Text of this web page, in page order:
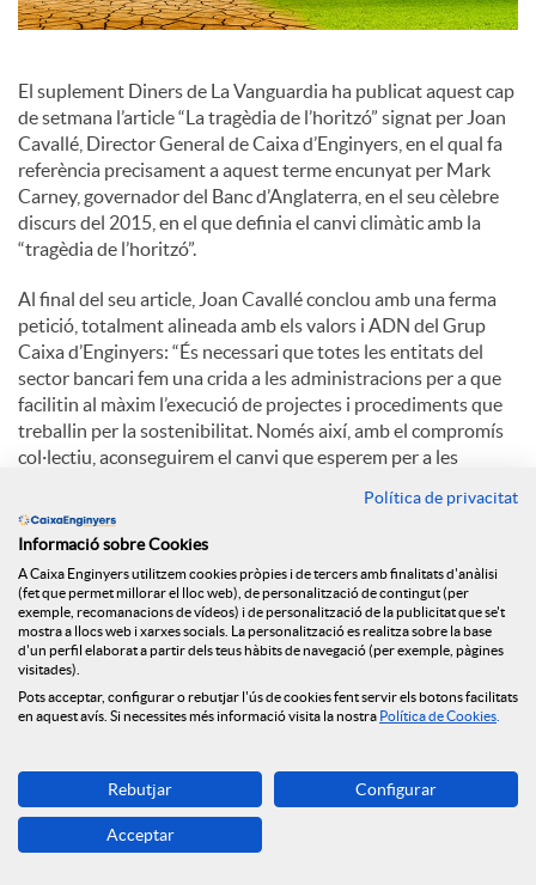
i
a
l
s
El suplement Diners de La Vanguardia ha publicat aquest cap
de setmana l’article “La tragèdia de l’horitzó” signat per Joan
Cavallé, Director General de Caixa d’Enginyers, en el qual fa
referència precisament a aquest terme encunyat per Mark
Carney, governador del Banc d’Anglaterra, en el seu cèlebre
discurs del 2015, en el que definia el canvi climàtic amb la
“tragèdia de l’horitzó”.
Al final del seu article, Joan Cavallé conclou amb una ferma
petició, totalment alineada amb els valors i ADN del Grup
Caixa d’Enginyers: “És necessari que totes les entitats del
sector bancari fem una crida a les administracions per a que
facilitin al màxim l’execució de projectes i procediments que
treballin per la sostenibilitat. Només així, amb el compromís
col·lectiu, aconseguirem el canvi que esperem per a les
tragèdia de l’horitzó”.
C
o
m
p
Notícies relacionades
NEWS & YOU núm.12
Caixa Enginyers segueix obrint oficines i arriba a
Política de privacitat
Informació sobre Cookies
A Caixa Enginyers utilitzem cookies pròpies i de tercers amb finalitats d'anàlisi
(fet que permet millorar el lloc web), de personalització de contingut (per
exemple, recomanacions de vídeos) i de personalització de la publicitat que se't
mostra a llocs web i xarxes socials. La personalització es realitza sobre la base
d'un perfil elaborat a partir dels teus hàbits de navegació (per exemple, pàgines
visitades).
Pots acceptar, configurar o rebutjar l'ús de cookies fent servir els botons facilitats
en aquest avís. Si necessites més informació visita la nostra Política de Cookies
Rebutjar Configurar
Acceptar